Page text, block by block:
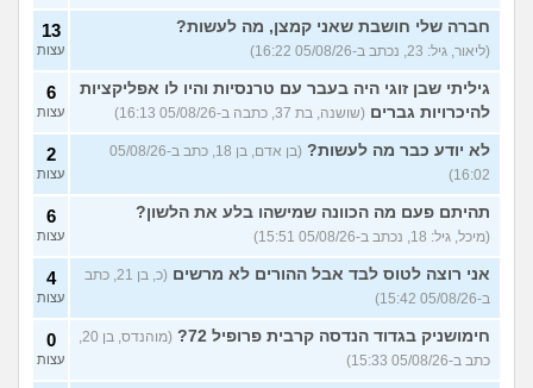
חברה שלי חושבת שאני קמצן, מה לעשות?
(ליאור, גיל: 23, נכתב ב-05/08/26 16:22)
13
עצות
גיליתי שבן זוגי היה בעבר עם טרנסיות והיו לו אפליקציות
להיכרויות גברים (שושנה, בת 37, כתבה ב-05/08/26 16:13)
6
עצות
לא יודע כבר מה לעשות?
(בן אדם, בן 18, כתב ב-05/08/26
16:02)
2
עצות
תהיתם פעם מה הכוונה שמישהו בלע את הלשון?
(מיכל, גיל: 18, נכתב ב-05/08/26 15:51)
6
עצות
אני רוצה לטוס לבד אבל ההורים לא מרשים
(כ, בן 21, כתב
ב-05/08/26 15:42)
4
עצות
חימושניק בגדוד הנדסה קרבית פרופיל 72?
(מוהנדס, בן 20,
כתב ב-05/08/26 15:33)
0
עצות